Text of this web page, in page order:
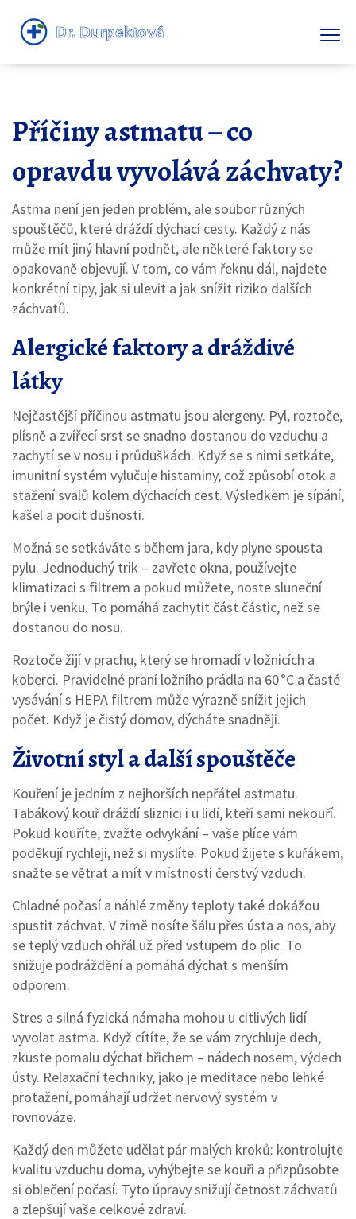
Příčiny astmatu – co
opravdu vyvolává záchvaty?
Astma není jen jeden problém, ale soubor různých
spouštěčů, které dráždí dýchací cesty. Každý z nás
může mít jiný hlavní podnět, ale některé faktory se
opakovaně objevují. V tom, co vám řeknu dál, najdete
konkrétní tipy, jak si ulevit a jak snížit riziko dalších
záchvatů.
Alergické faktory a dráždivé
látky
Nejčastější příčinou astmatu jsou alergeny. Pyl, roztoče,
plísně a zvířecí srst se snadno dostanou do vzduchu a
zachytí se v nosu i průduškách. Když se s nimi setkáte,
imunitní systém vylučuje histaminy, což způsobí otok a
stažení svalů kolem dýchacích cest. Výsledkem je sípání,
kašel a pocit dušnosti.
Možná se setkáváte s během jara, kdy plyne spousta
pylu. Jednoduchý trik – zavřete okna, používejte
klimatizaci s filtrem a pokud můžete, noste sluneční
brýle i venku. To pomáhá zachytit část částic, než se
dostanou do nosu.
Roztoče žijí v prachu, který se hromadí v ložnicích a
koberci. Pravidelné praní ložního prádla na 60 °C a časté
vysávání s HEPA filtrem může výrazně snížit jejich
počet. Když je čistý domov, dýcháte snadněji.
Životní styl a další spouštěče
Kouření je jedním z nejhorších nepřátel astmatu.
Tabákový kouř dráždí sliznici i u lidí, kteří sami nekouří.
Pokud kouříte, zvažte odvykání – vaše plíce vám
poděkují rychleji, než si myslíte. Pokud žijete s kuřákem,
snažte se větrat a mít v místnosti čerstvý vzduch.
Chladné počasí a náhlé změny teploty také dokážou
spustit záchvat. V zimě nosíte šálu přes ústa a nos, aby
se teplý vzduch ohřál už před vstupem do plic. To
snižuje podráždění a pomáhá dýchat s menším
odporem.
Stres a silná fyzická námaha mohou u citlivých lidí
vyvolat astma. Když cítíte, že se vám zrychluje dech,
zkuste pomalu dýchat břichem – nádech nosem, výdech
ústy. Relaxační techniky, jako je meditace nebo lehké
protažení, pomáhají udržet nervový systém v
rovnováze.
Každý den můžete udělat pár malých kroků: kontrolujte
kvalitu vzduchu doma, vyhýbejte se kouři a přizpůsobte
si oblečení počasí. Tyto úpravy snižují četnost záchvatů
a zlepšují vaše celkové zdraví.